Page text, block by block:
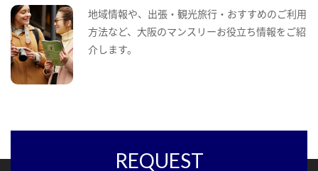
地域情報や、出張・観光旅行・おすすめのご利用
方法など、大阪のマンスリーお役立ち情報をご紹
介します。
REQUEST